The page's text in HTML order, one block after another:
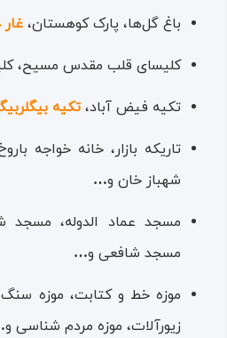
باغ گل‌ها، پارک کوهستان،
کلیسای قلب مقدس مسیح،
تکیه فیض آباد،تکیه
تاریکه‌ بازار، خانه خواجه‌
شهباز خان و…
مسجد عماد الدوله، مسجد
مسجد شافعی و…
موزه خط‌ و کتابت، موزه
زیورآلات، موزه مردم‌ شناسی و